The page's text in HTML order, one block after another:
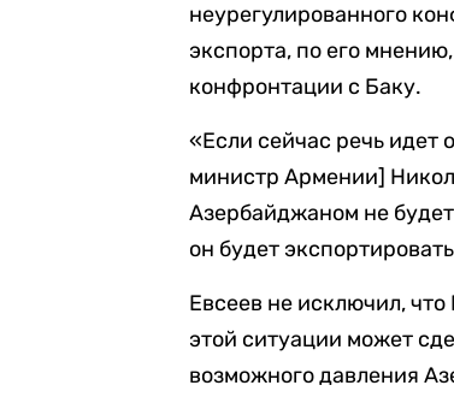
неурегулированного
экспорта, по его
конфронтации с Баку.
«Если сейчас речь идет
министр Армении]
Азербайджаном не
он будет
Евсеев не исключил,
этой ситуации может
возможного давления